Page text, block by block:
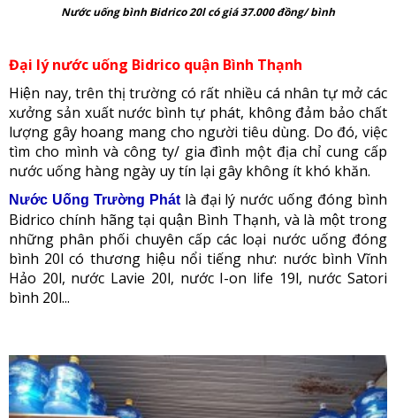
Nước uống bình Bidrico 20l có giá 37.000 đồng/ bình
Đại lý nước uống Bidrico quận Bình Thạnh
Hiện nay, trên thị trường có rất nhiều cá nhân tự mở các
xưởng sản xuất nước bình tự phát, không đảm bảo chất
lượng gây hoang mang cho người tiêu dùng. Do đó, việc
tìm cho mình và công ty/ gia đình một địa chỉ cung cấp
nước uống hàng ngày uy tín lại gây không ít khó khăn.
Nước Uống Trường Phátlà đại lý nước uống đóng bình
Bidrico chính hãng tại quận Bình Thạnh, và là một trong
những phân phối chuyên cấp các loại nước uống đóng
bình 20l có thương hiệu nổi tiếng như: nước bình Vĩnh
Hảo 20l, nước Lavie 20l, nước I-on life 19l, nước Satori
bình 20l...